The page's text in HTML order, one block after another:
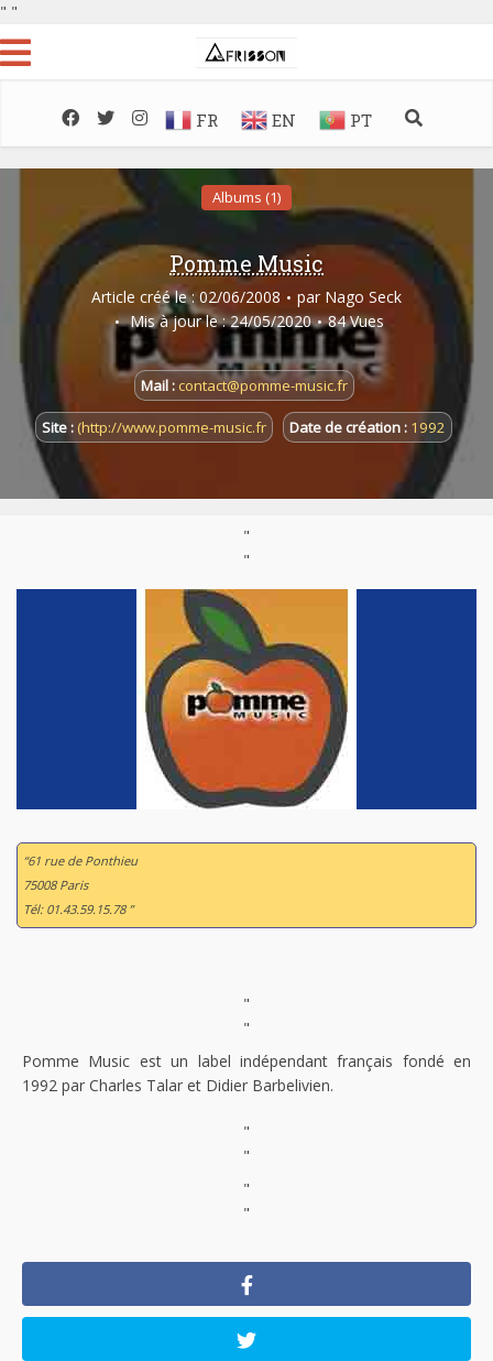
" "
FR EN PT
Albums (1)
Pomme Music
Article créé le : 02/06/2008 par Nago Seck
Mis à jour le : 24/05/2020
84 Vues
Mail :contact@pomme-music.fr
Site : (http://www.pomme-music.fr Date de création : 1992
"
"
“61 rue de Ponthieu
75008 Paris
Tél: 01.43.59.15.78 ”
"
"
Pomme Music est un label indépendant français fondé en
1992 par Charles Talar et Didier Barbelivien.
"
"
"
"